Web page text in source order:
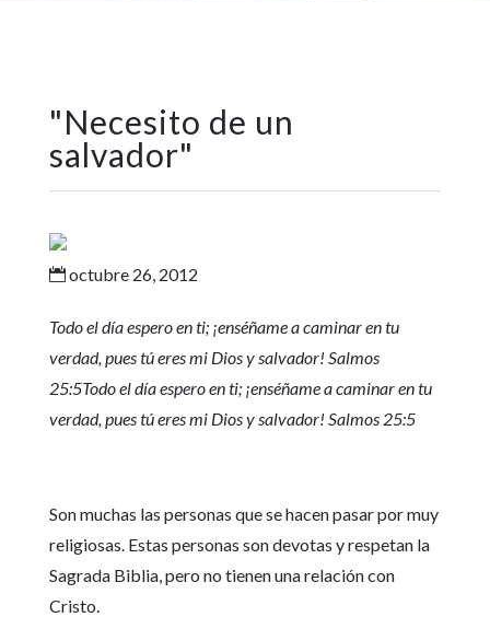
"Necesito de un
salvador"
octubre 26, 2012
Todo el día espero en ti; ¡enséñame a caminar en tu
verdad, pues tú eres mi Dios y salvador! Salmos
25:5Todo el día espero en ti; ¡enséñame a caminar en tu
verdad, pues tú eres mi Dios y salvador! Salmos 25:5
Son muchas las personas que se hacen pasar por muy
religiosas. Estas personas son devotas y respetan la
Sagrada Biblia, pero no tienen una relación con
Cristo.